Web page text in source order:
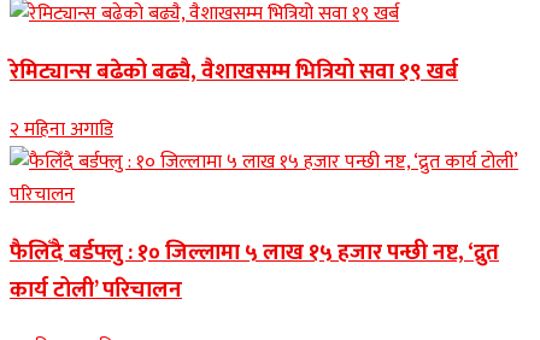
रेमिट्यान्स बढेको बढ्यै, वैशाखसम्म भित्रियो सवा १९ खर्ब
२ महिना अगाडि
फैलिँदै बर्डफ्लु : १० जिल्लामा ५ लाख १५ हजार पन्छी नष्ट, ‘द्रुत
कार्य टोली’ परिचालन